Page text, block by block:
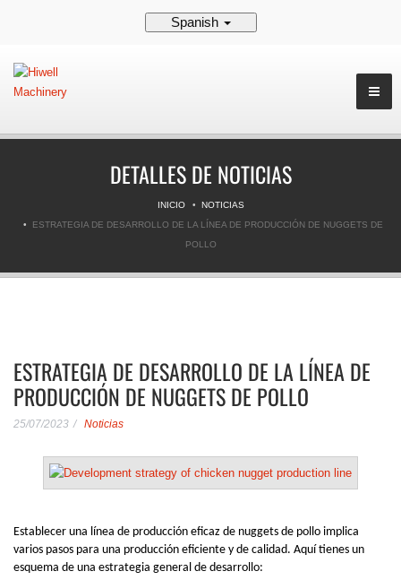
Spanish
DETALLES DE NOTICIAS
INICIO
NOTICIAS
ESTRATEGIA DE DESARROLLO DE LA LÍNEA DE PRODUCCIÓN DE NUGGETS DE
POLLO
ESTRATEGIA DE DESARROLLO DE LA LÍNEA DE
PRODUCCIÓN DE NUGGETS DE POLLO
25/07/2023 Noticias